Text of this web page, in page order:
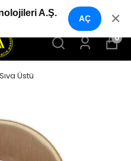
SISTEMLERI
0
Sıva Üstü
A.Ş.
AÇ ✕